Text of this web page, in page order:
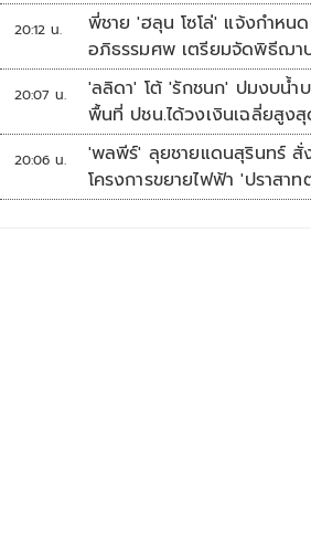
20:12 น.
พี่ชาย 'ฮลุน โซโล่' แจ้งกำหน
อภิธรรมศพ เตรียมจัดพิธีฌา
ส.ค.
20:07 น.
'ลลิดา' โต้ 'รักชนก' ปมงบน้ำ
พื้นที่ ปชน.ได้วงเงินเฉลี่ยสูง
20:06 น.
'พลพีร์' ลุยชายแดนสุรินทร์ สั่
โครงการขยายไฟฟ้า 'ปราสาท
เนิน 350'